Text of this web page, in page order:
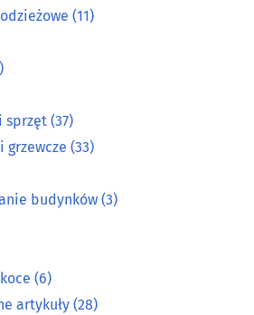
(11)
sprzęt (37)
grzewcze (33)
budynków (3)
(6)
artykuły (28)